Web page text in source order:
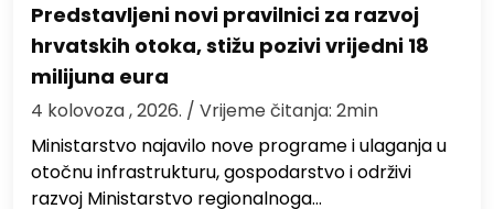
Predstavljeni novi pravilnici za razvoj
hrvatskih otoka, stižu pozivi vrijedni 18
milijuna eura
4 kolovoza , 2026. / Vrijeme čitanja: 2min
Ministarstvo najavilo nove programe i ulaganja u
otočnu infrastrukturu, gospodarstvo i održivi
razvoj Ministarstvo regionalnoga…